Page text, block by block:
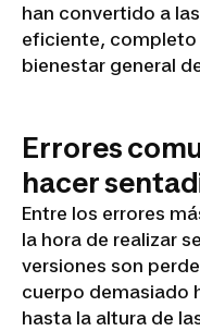
han convertido a
eficiente, completo
bienestar general
Errores
hacer
Entre los errores
la hora de realizar
versiones son
cuerpo demasiado
hasta la altura de